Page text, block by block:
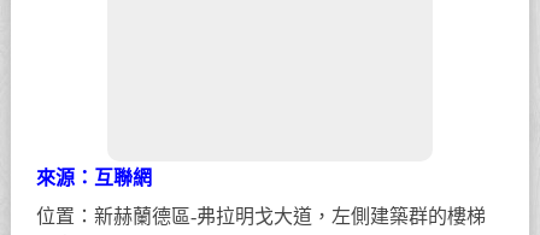
來源：互聯網
位置：新赫蘭德區-弗拉明戈大道，左側建築群的樓梯